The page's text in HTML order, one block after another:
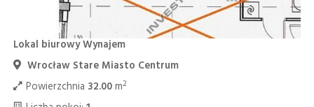
Lokal biurowy Wynajem
Wrocław Stare Miasto Centrum
Powierzchnia 32.00m2